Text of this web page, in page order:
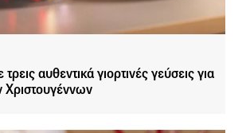
αυθεντικά γιορτινές γεύσεις για
Χριστουγέννων